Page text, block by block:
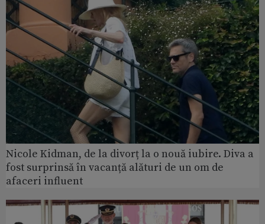
Nicole Kidman, de la divorț la o nouă iubire. Diva a
fost surprinsă în vacanță alături de un om de
afaceri influent